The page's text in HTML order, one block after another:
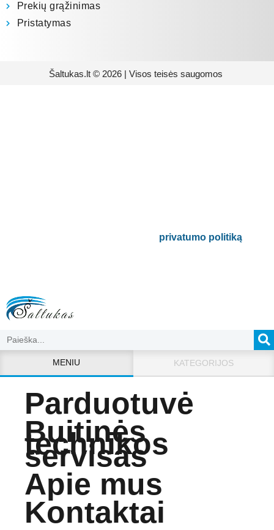
Prekių grąžinimas
Pristatymas
Šaltukas.lt © 2026 | Visos teisės saugomos
privatumo politiką.
MENIU KATEGORIJOS
Parduotuvė
Buitinės
technikos
servisas
Apie mus
Kontaktai